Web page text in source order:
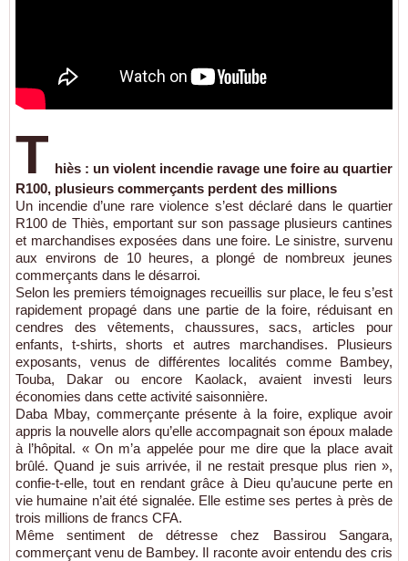
T hiès : un violent incendie ravage une foire au quartier
R100, plusieurs commerçants perdent des millions
Un incendie d’une rare violence s’est déclaré dans le quartier
R100 de Thiès, emportant sur son passage plusieurs cantines
et marchandises exposées dans une foire. Le sinistre, survenu
aux environs de 10 heures, a plongé de nombreux jeunes
commerçants dans le désarroi.
Selon les premiers témoignages recueillis sur place, le feu s’est
rapidement propagé dans une partie de la foire, réduisant en
cendres des vêtements, chaussures, sacs, articles pour
enfants, t-shirts, shorts et autres marchandises. Plusieurs
exposants, venus de différentes localités comme Bambey,
Touba, Dakar ou encore Kaolack, avaient investi leurs
économies dans cette activité saisonnière.
Daba Mbay, commerçante présente à la foire, explique avoir
appris la nouvelle alors qu’elle accompagnait son époux malade
à l’hôpital. « On m’a appelée pour me dire que la place avait
brûlé. Quand je suis arrivée, il ne restait presque plus rien »,
confie-t-elle, tout en rendant grâce à Dieu qu’aucune perte en
vie humaine n’ait été signalée. Elle estime ses pertes à près de
trois millions de francs CFA.
Même sentiment de détresse chez Bassirou Sangara,
commerçant venu de Bambey. Il raconte avoir entendu des cris